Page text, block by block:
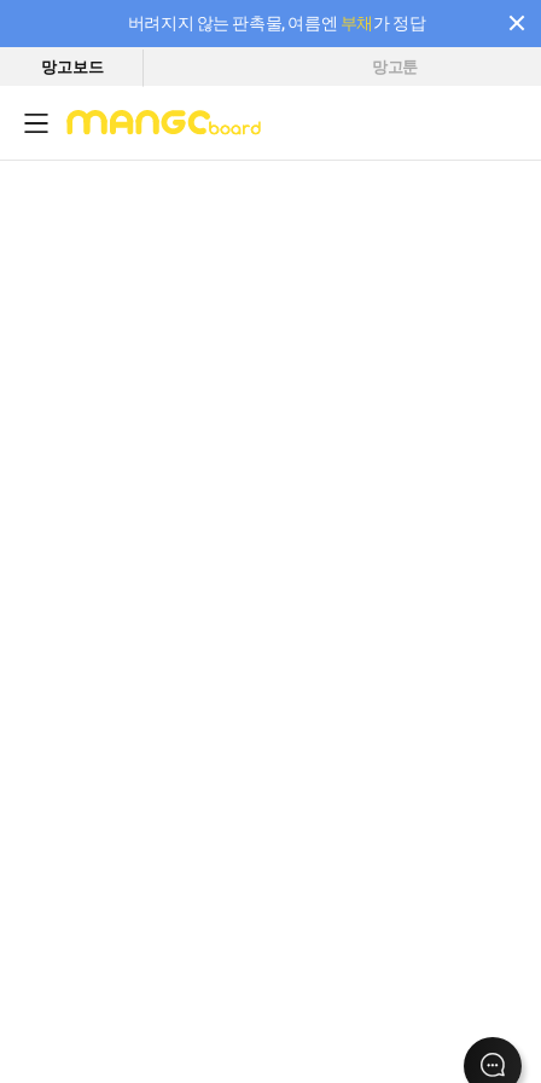
버려지지 않는 판촉물, 여름엔 부채가 정답
필요한 만큼 충전하고 끊김 없이 작업하세요! 새로워진 AI 부스터 요금제
망고보드 망고툰